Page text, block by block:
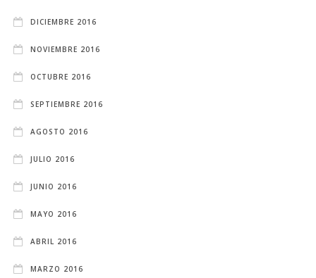
DICIEMBRE 2016
NOVIEMBRE 2016
OCTUBRE 2016
SEPTIEMBRE 2016
AGOSTO 2016
JULIO 2016
JUNIO 2016
MAYO 2016
ABRIL 2016
MARZO 2016